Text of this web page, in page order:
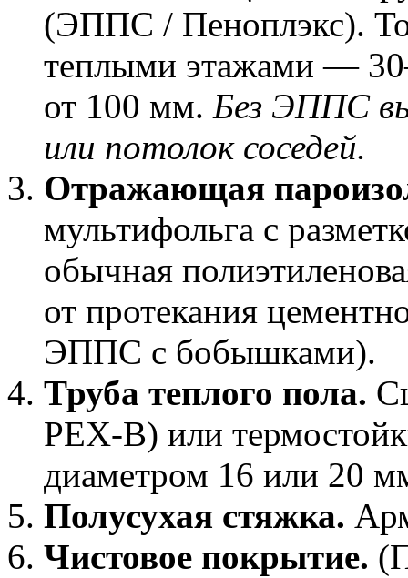
(ЭППС / Пеноплэкс).
теплыми этажами —
от 100 мм. Без ЭППС
или потолок соседей.
Отражающая
мультифольга с
обычная
от протекания
ЭППС с бобышками).
Труба теплого пола.
PEX-B) или
диаметром 16 или 20
Полусухая стяжка.
Чистовое покрытие.